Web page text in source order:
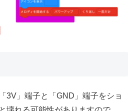
3V」端子と「GND」端子をショ